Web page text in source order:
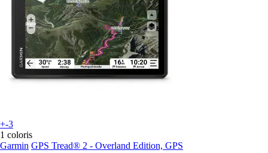
+-3
1 coloris
Garmin GPS Tread® 2 - Overland Edition, GPS